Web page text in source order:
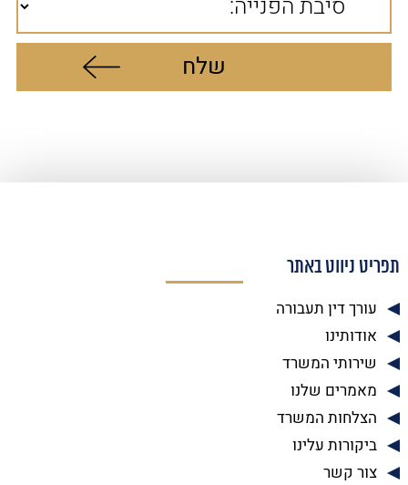
תפריט ניווט באתר
עורך דין תעבורה
אודותינו
שירותי המשרד
מאמרים שלנו
הצלחות המשרד
ביקורות עלינו
צור קשר